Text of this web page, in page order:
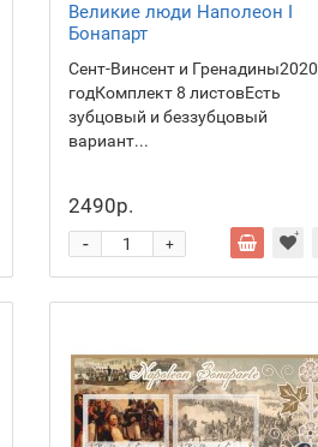
Великие люди Наполеон I
Бонапарт
Сент-Винсент и Гренадины2020
годКомплект 8 листовЕсть
зубцовый и беззубцовый
вариант...
2490р.
+
-